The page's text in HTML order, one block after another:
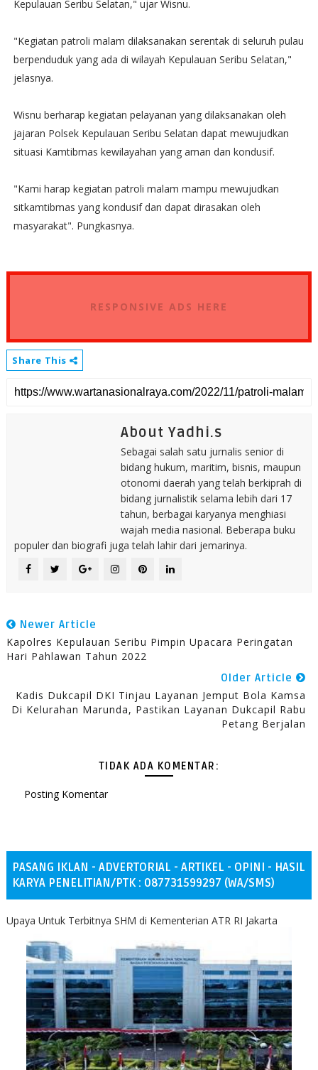
Kepulauan Seribu Selatan," ujar Wisnu.
"Kegiatan patroli malam dilaksanakan serentak di seluruh pulau
berpenduduk yang ada di wilayah Kepulauan Seribu Selatan,"
jelasnya.
Wisnu berharap kegiatan pelayanan yang dilaksanakan oleh
jajaran Polsek Kepulauan Seribu Selatan dapat mewujudkan
situasi Kamtibmas kewilayahan yang aman dan kondusif.
"Kami harap kegiatan patroli malam mampu mewujudkan
sitkamtibmas yang kondusif dan dapat dirasakan oleh
masyarakat". Pungkasnya.
RESPONSIVE ADS HERE
Share This
About Yadhi.s
Sebagai salah satu jurnalis senior di
bidang hukum, maritim, bisnis, maupun
otonomi daerah yang telah berkiprah di
bidang jurnalistik selama lebih dari 17
tahun, berbagai karyanya menghiasi
wajah media nasional. Beberapa buku
populer dan biografi juga telah lahir dari jemarinya.
Newer Article
Kapolres Kepulauan Seribu Pimpin Upacara Peringatan
Hari Pahlawan Tahun 2022
Older Article
Kadis Dukcapil DKI Tinjau Layanan Jemput Bola Kamsa
Di Kelurahan Marunda, Pastikan Layanan Dukcapil Rabu
Petang Berjalan
TIDAK ADA KOMENTAR:
Posting Komentar
PASANG IKLAN - ADVERTORIAL - ARTIKEL - OPINI - HASIL
KARYA PENELITIAN/PTK : 087731599297 (WA/SMS)
Upaya Untuk Terbitnya SHM di Kementerian ATR RI Jakarta